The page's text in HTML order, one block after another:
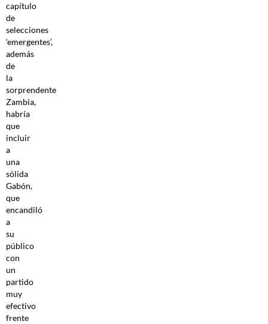
capítulo
de
selecciones
‘emergentes’,
además
de
la
sorprendente
Zambia,
habría
que
incluir
a
una
sólida
Gabón,
que
encandiló
a
su
público
con
un
partido
muy
efectivo
frente